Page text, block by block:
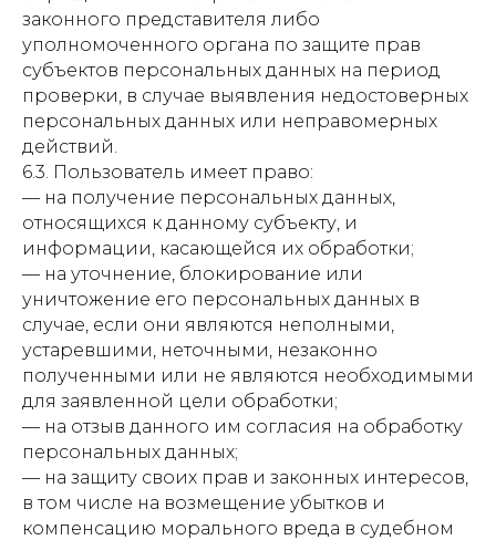
законного представителя либо
уполномоченного органа по защите прав
субъектов персональных данных на период
проверки, в случае выявления недостоверных
персональных данных или неправомерных
действий.
6.3. Пользователь имеет право:
— на получение персональных данных,
относящихся к данному субъекту, и
информации, касающейся их обработки;
— на уточнение, блокирование или
уничтожение его персональных данных в
случае, если они являются неполными,
устаревшими, неточными, незаконно
полученными или не являются необходимыми
для заявленной цели обработки;
— на отзыв данного им согласия на обработку
персональных данных;
— на защиту своих прав и законных интересов,
в том числе на возмещение убытков и
компенсацию морального вреда в судебном